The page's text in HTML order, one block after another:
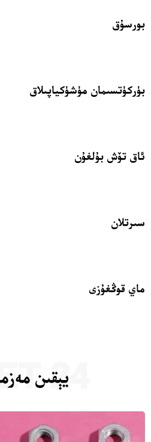
بورسۇق
بۈركۈتسىمان مۈشۈكياپىلاق
ئاق تۆش بۇلغۇن
سىرتلان
ماي قوڭغۇزى
يېقىن
24 SAET